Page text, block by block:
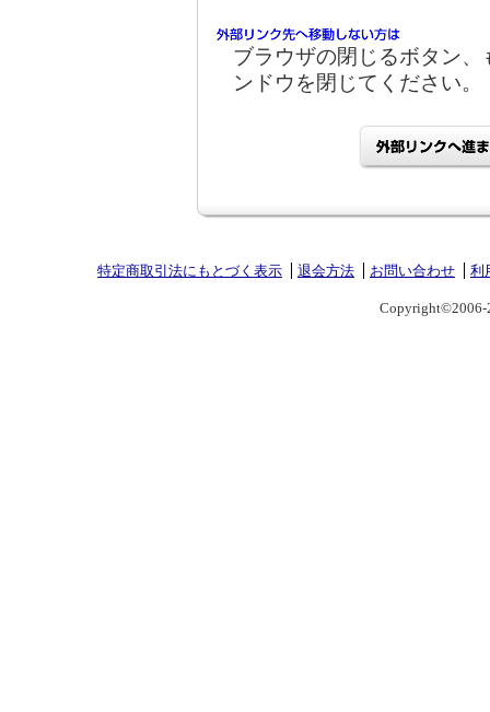
ブラウザの閉じるボタン
ンドウを閉じてください。
特定商取引法にもとづく表示 退会方法 お問い合わせ 利
Copyright©2006-